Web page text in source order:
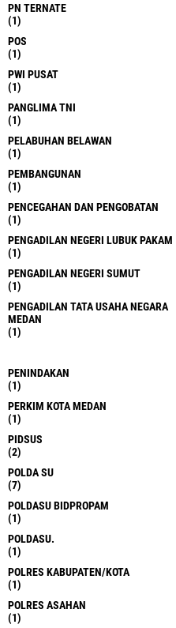
PN TERNATE
(1)
POS
(1)
PWI PUSAT
(1)
PANGLIMA TNI
(1)
PELABUHAN BELAWAN
(1)
PEMBANGUNAN
(1)
PENCEGAHAN DAN PENGOBATAN
(1)
PENGADILAN NEGERI LUBUK PAKAM
(1)
PENGADILAN NEGERI SUMUT
(1)
PENGADILAN TATA USAHA NEGARA
MEDAN
(1)
PENINDAKAN
(1)
PERKIM KOTA MEDAN
(1)
PIDSUS
(2)
POLDA SU
(7)
POLDASU BIDPROPAM
(1)
POLDASU.
(1)
POLRES KABUPATEN/KOTA
(1)
POLRES ASAHAN
(1)